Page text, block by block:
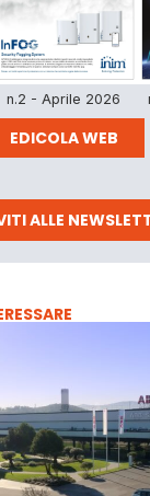
n.2 - Aprile 2026
EDICOLA WEB
ALLE